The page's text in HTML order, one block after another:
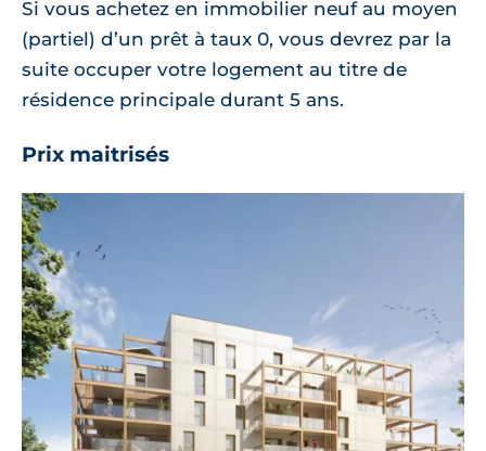
Si vous achetez en immobilier neuf au moyen
(partiel) d’un prêt à taux 0, vous devrez par la
suite occuper votre logement au titre de
résidence principale durant 5 ans.
Prix maitrisés